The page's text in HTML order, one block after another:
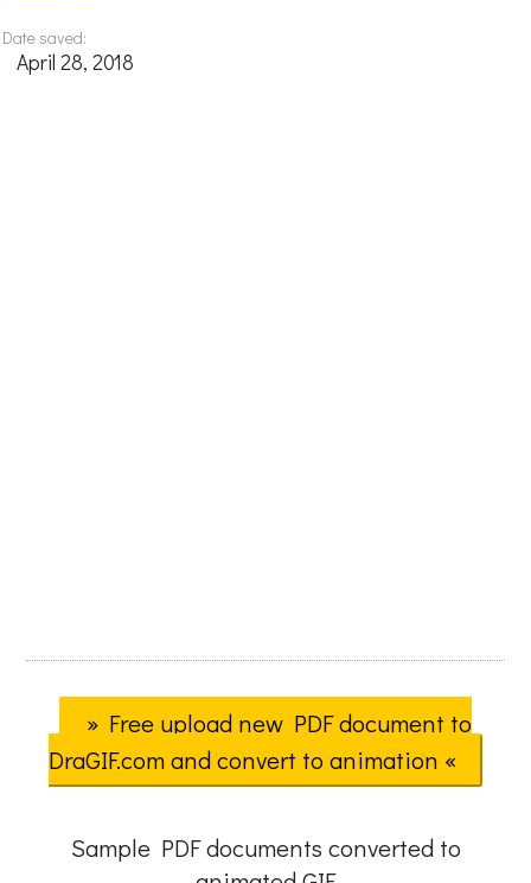
Date saved:
April 28, 2018
» Free upload new PDF document to
DraGIF.com and convert to animation «
Sample PDF documents converted to